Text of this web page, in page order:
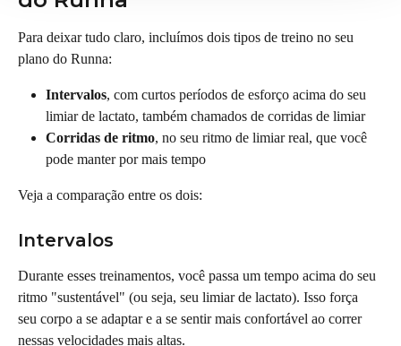
Para deixar tudo claro, incluímos dois tipos de treino no seu
plano do Runna:
Intervalos, com curtos períodos de esforço acima do seu
limiar de lactato, também chamados de corridas de limiar
Corridas de ritmo, no seu ritmo de limiar real, que você
pode manter por mais tempo
Veja a comparação entre os dois:
Intervalos
Durante esses treinamentos, você passa um tempo acima do seu
ritmo "sustentável" (ou seja, seu limiar de lactato). Isso força
seu corpo a se adaptar e a se sentir mais confortável ao correr
nessas velocidades mais altas.